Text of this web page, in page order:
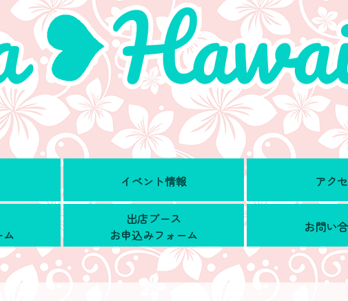
イベント情報 アク
出店ブース
お申込みフォーム
お問い